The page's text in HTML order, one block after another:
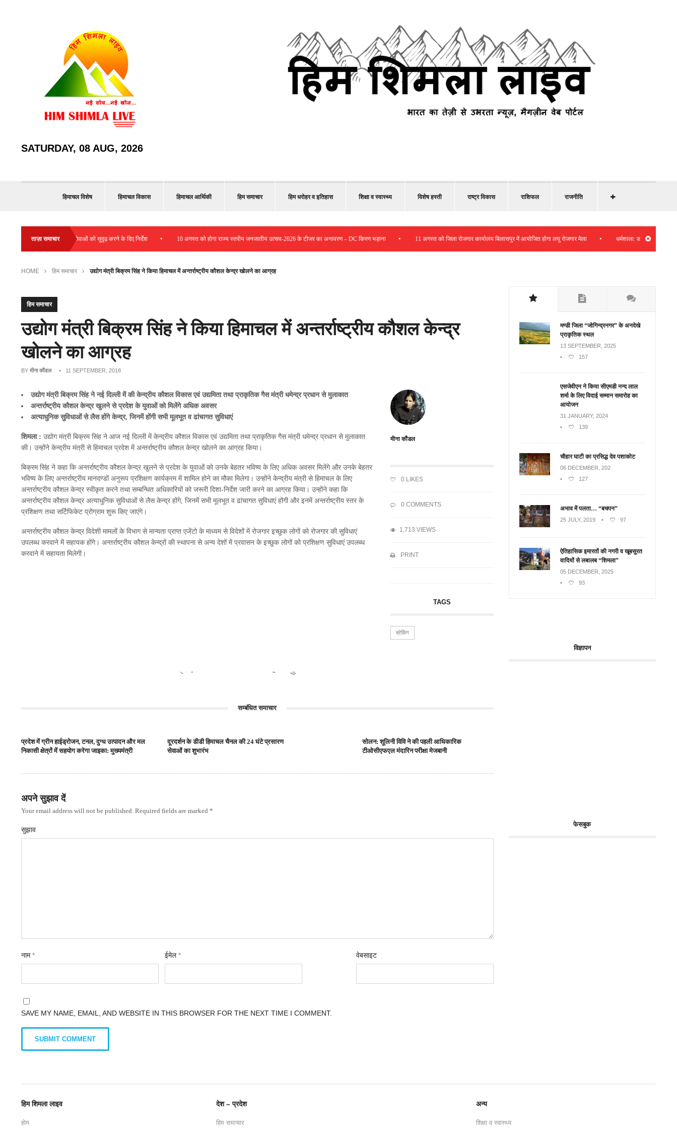
SATURDAY, 08 AUG, 2026
हिमाचल विशेष हिमाचल विकास हिमाचल आर्थिकी हिम समाचार हिम धरोहर व इतिहास शिक्षा व स्वास्थ्य विशेष हस्ती राष्ट्र विकास राशिफल राजनीति
ताज़ा समाचार
बढ़ावा देने और डायग्नोस्टिक सेवाओं को सुदृढ़ करने के दिए निर्देश • 10 अगस्त को होगा राज्य स्तरीय जनजातीय उत्सव-2026 के टीजर का अनावरण – DC किरण भड़ाना • 11 अगस्त को जिला रोजगार कार्यालय बिलासपुर में आयोजित होगा लघु रोजगार मेला • धर्मशाला: कचहरी फीडर क्षेत्र में
HOME हिम समाचार उद्योग मंत्री बिक्रम सिंह ने किया हिमाचल में अन्तर्राष्ट्रीय कौशल केन्द्र खोलने का आग्रह
हिम समाचार
उद्योग मंत्री बिक्रम सिंह ने किया हिमाचल में अन्तर्राष्ट्रीय कौशल केन्द्र
खोलने का आग्रह
BY मीना कौंडल • 11 SEPTEMBER, 2018
मीना कौंडल
0 LIKES
0 COMMENTS
1,713 VIEWS
PRINT
TAGS
ब्रेकिंग
उद्योग मंत्री बिक्रम सिंह ने नई दिल्ली में की केन्द्रीय कौशल विकास एवं उद्यमिता तथा प्राकृतिक गैस मंत्री धमेन्द्र प्रधान से मुलाकात
अन्तर्राष्ट्रीय कौशल केन्द्र खुलने से प्रदेश के युवाओं को मिलेंगे अधिक अवसर
अत्याधुनिक सुविधाओं से लैस होंगे केन्द्र, जिनमें होंगी सभी मूलभूत व ढांचागत सुविधाएं
शिमला : उद्योग मंत्री बिक्रम सिंह ने आज नई दिल्ली में केन्द्रीय कौशल विकास एवं उद्यमिता तथा प्राकृतिक गैस मंत्री धमेन्द्र प्रधान से मुलाकात
की। उन्होंने केन्द्रीय मंत्री से हिमाचल प्रदेश में अन्तर्राष्ट्रीय कौशल केन्द्र खोलने का आग्रह किया।
बिक्रम सिंह ने कहा कि अन्तर्राष्ट्रीय कौशल केन्द्र खुलने से प्रदेश के युवाओं को उनके बेहतर भविष्य के लिए अधिक अवसर मिलेंगे और उनके बेहतर
भविष्य के लिए अन्तर्राष्ट्रीय मानदण्डों अनुरूप प्रशिक्षण कार्यक्रम में शामिल होने का मौका मिलेगा। उन्होंने केन्द्रीय मंत्री से हिमाचल के लिए
अन्तर्राष्ट्रीय कौशल केन्द्र स्वीकृत करने तथा सम्बन्धित अधिकारियों को जरूरी दिशा-निर्देश जारी करने का आग्रह किया। उन्होंने कहा कि
अन्तर्राष्ट्रीय कौशल केन्द्र अत्याधुनिक सुविधाओं से लैस केन्द्र होंगे, जिनमें सभी मूलभूत व ढांचागत सुविधाएं होंगी और इनमें अन्तर्राष्ट्रीय स्तर के
प्रशिक्षण तथा सर्टिफिकेट प्रोग्राम शुरू किए जाएंगे।
अन्तर्राष्ट्रीय कौशल केन्द्र विदेशी मामलों के विभाग से मान्यता प्राप्त एजेंटो के माध्यम से विदेशों में रोजगार इच्छुक लोगों को रोजगार की सुविधाएं
उपलब्ध करवाने में सहायक होंगे। अन्तर्राष्ट्रीय कौशल केन्द्रों की स्थापना से अन्य देशों में प्रवासन के इच्छुक लोगों को प्रशिक्षण सुविधाएं उपलब्ध
करवाने में सहायता मिलेगी।
सम्बंधित समाचार
प्रदेश में ग्रीन हाईड्रोजन, टनल, दुग्ध उत्पादन और मल
निकासी क्षेत्रों में सहयोग करेगा जाइका: मुख्यमंत्री
दूरदर्शन के डीडी हिमाचल चैनल की 24 घंटे प्रसारण
सेवाओं का शुभारंभ
सोलन: शूलिनी विवि ने की पहली आधिकारिक
टीओसीएफएल मंदारिन परीक्षा मेजबानी
अपने सुझाव दें
Your email address will not be published. Required fields are marked *
सुझाव
नाम* ईमेल* वेबसाइट
SAVE MY NAME, EMAIL, AND WEBSITE IN THIS BROWSER FOR THE NEXT TIME I COMMENT.
मण्डी जिला “जोगिन्द्रनगर” के अनदेखे
प्राकृतिक स्थल
13 SEPTEMBER, 2025
•
157
एसजेवीएन ने किया सीएमडी नन्‍द लाल
शर्मा के लिए विदाई सम्मान समारोह का
आयोजन
31 JANUARY, 2024
•
139
चौहार घाटी का प्रसिद्ध देव पशाकोट
06 DECEMBER, 202
•
127
अभाव में पलता… “बचपन”
25 JULY, 2019 • 97
ऐतिहासिक इमारतों की नगरी व खूबसूरत
वादियों से लबालब “शिमला”
05 DECEMBER, 2025
•
93
विज्ञापन
फेसबुक
हिम शिमला लाइव
होम
देश – प्रदेश
हिम समाचार
अन्य
शिक्षा व स्वास्थ्य